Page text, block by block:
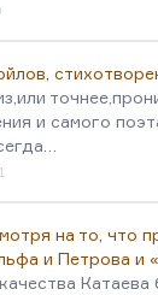
и самого
на то, что
и Петрова и
Катаева